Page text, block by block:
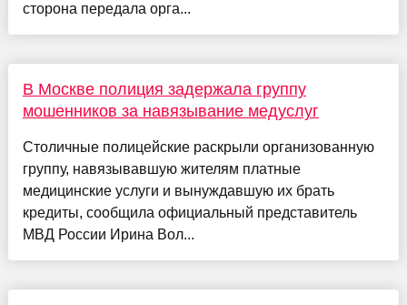
сторона передала орга...
В Москве полиция задержала группу
мошенников за навязывание медуслуг
Столичные полицейские раскрыли организованную
группу, навязывавшую жителям платные
медицинские услуги и вынуждавшую их брать
кредиты, сообщила официальный представитель
МВД России Ирина Вол...